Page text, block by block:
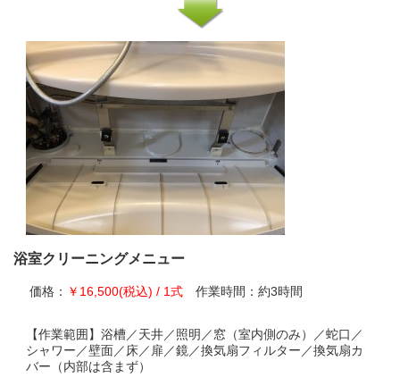
浴室クリーニングメニュー
価格： ￥16,500(税込) / 1式 作業時間：約3時間
【作業範囲】浴槽／天井／照明／窓（室内側のみ）／蛇口／
シャワー／壁面／床／扉／鏡／換気扇フィルター／換気扇カ
バー（内部は含まず）